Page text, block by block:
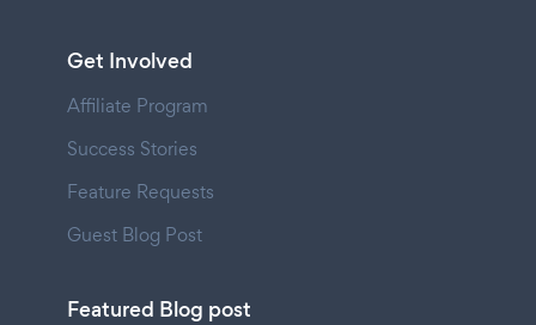
Get Involved
Affiliate Program
Success Stories
Feature Requests
Guest Blog Post
Featured Blog post